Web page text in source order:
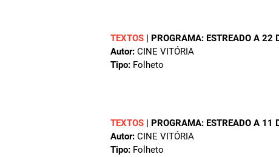
TEXTOS | PROGRAMA: ESTREADO A 22
Autor: CINE VITÓRIA
Tipo: Folheto
TEXTOS | PROGRAMA: ESTREADO A 11
Autor: CINE VITÓRIA
Tipo: Folheto